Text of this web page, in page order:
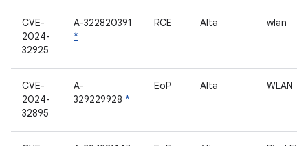
CVE-
2024-
32925
A-322820391
*
RCE Alta wlan
CVE-
2024-
32895
A-
329229928 *
EoP Alta WLAN